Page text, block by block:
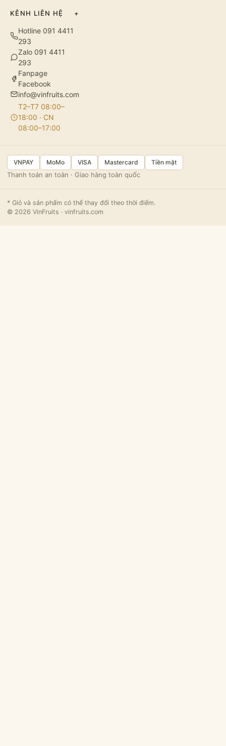
KÊNH LIÊN HỆ +
Hotline 091 4411
293
Zalo 091 4411
293
Fanpage
Facebook
info@vinfruits.com
T2–T7 08:00–
18:00 · CN
08:00–17:00
VNPAY MoMo VISA Mastercard Tiền mặt
Thanh toán an toàn · Giao hàng toàn quốc
* Giỏ và sản phẩm có thể thay đổi theo thời điểm.
© 2026 VinFruits · vinfruits.com